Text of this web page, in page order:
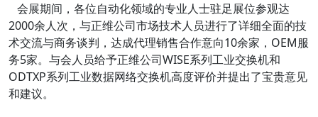
会展期间，各位自动化领域的专业人士驻足展位参观达
2000余人次，与正维公司市场技术人员进行了详细全面的技
术交流与商务谈判，达成代理销售合作意向10余家，OEM服
务5家。与会人员给予正维公司WISE系列工业交换机和
ODTXP系列工业数据网络交换机高度评价并提出了宝贵意见
和建议。